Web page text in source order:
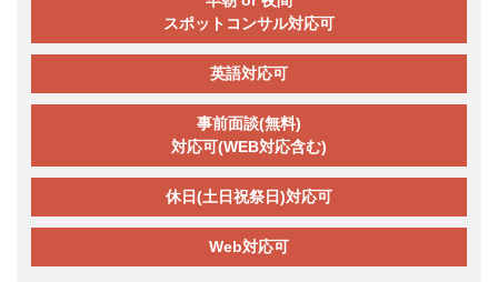
スポットコンサル対応可
英語対応可
事前面談(無料)
対応可(WEB対応含む)
休日(土日祝祭日)対応可
Web対応可